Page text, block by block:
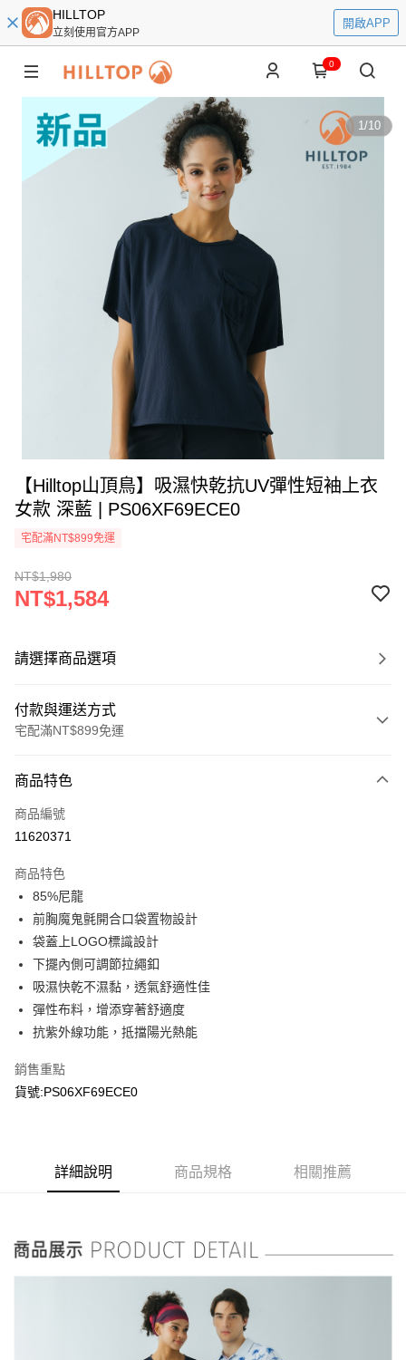
HILLTOP
立刻使用官方APP
開啟APP
0
1/10
【Hilltop山頂鳥】吸濕快乾抗UV彈性短袖上衣
女款 深藍 | PS06XF69ECE0
宅配滿NT$899免運
NT$1,980
NT$1,584
請選擇商品選項
付款與運送方式
宅配滿NT$899免運
信用卡一次付款
LINE Pay
悠遊付
Google Pay
運送方式
每筆NT$90，滿NT$899(含以上)免運費
商品特色
商品編號
11620371
商品特色
85%尼龍
前胸魔鬼氈開合口袋置物設計
袋蓋上LOGO標識設計
下擺內側可調節拉繩釦
吸濕快乾不濕黏，透氣舒適性佳
彈性布料，增添穿著舒適度
抗紫外線功能，抵擋陽光熱能
銷售重點
貨號:PS06XF69ECE0
詳細說明 商品規格 相關推薦